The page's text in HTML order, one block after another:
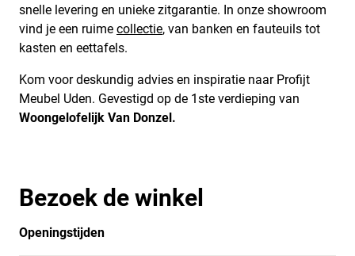
snelle levering en unieke zitgarantie. In onze showroom
vind je een ruime collectie, van banken en fauteuils tot
kasten en eettafels.
Kom voor deskundig advies en inspiratie naar Profijt
Meubel Uden. Gevestigd op de 1ste verdieping van
Woongelofelijk Van Donzel.
Bezoek de winkel
Openingstijden